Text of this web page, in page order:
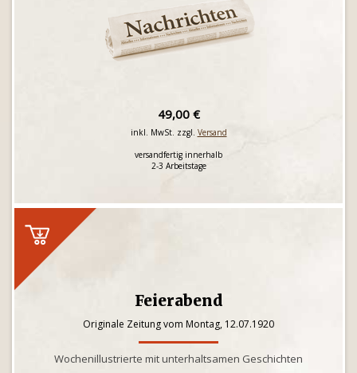
49,00 €
inkl. MwSt. zzgl. Versand
versandfertig innerhalb
2-3 Arbeitstage
Feierabend
Originale Zeitung vom Montag, 12.07.1920
Wochenillustrierte mit unterhaltsamen Geschichten